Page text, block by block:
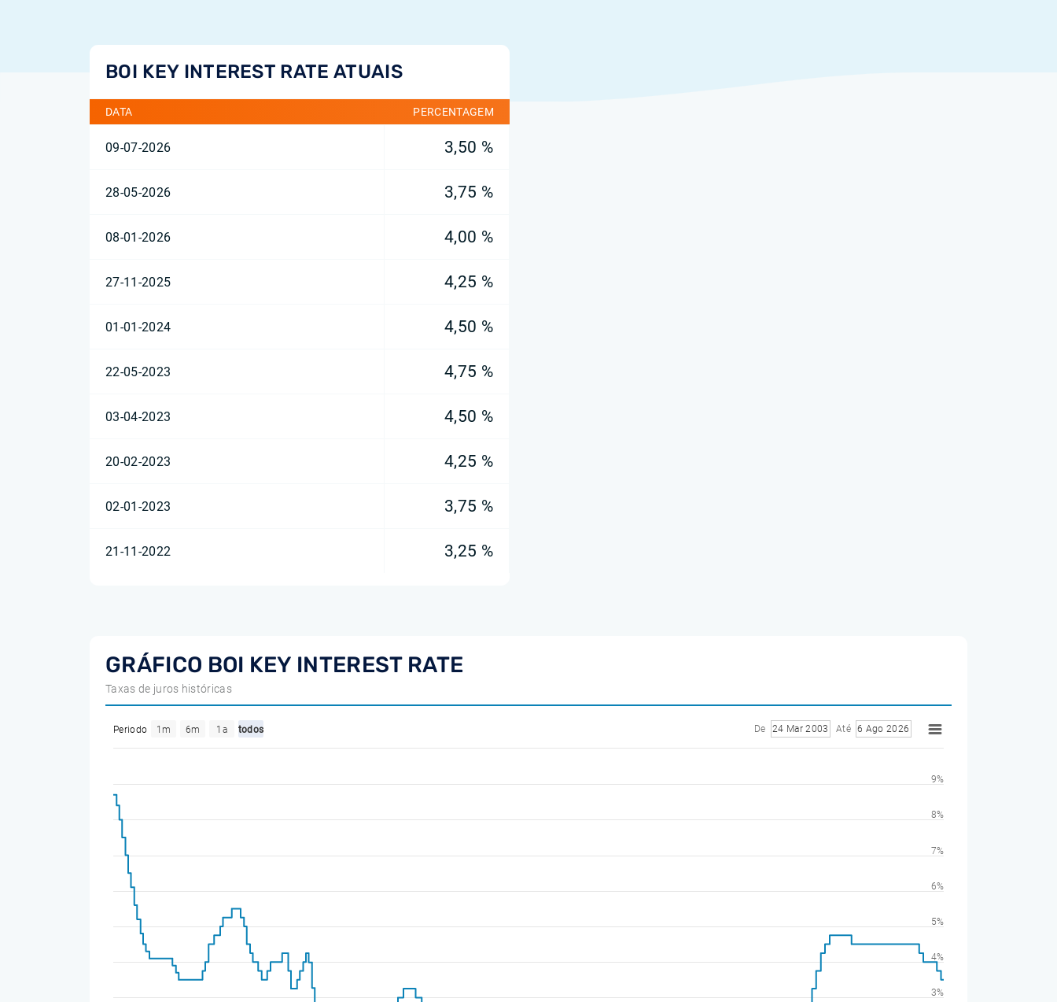
BOI KEY INTEREST RATE ATUAIS
DATA PERCENTAGEM
09-07-2026 3,50 %
28-05-2026 3,75 %
08-01-2026 4,00 %
27-11-2025 4,25 %
01-01-2024 4,50 %
22-05-2023 4,75 %
03-04-2023 4,50 %
20-02-2023 4,25 %
02-01-2023 3,75 %
21-11-2022 3,25 %
GRÁFICO BOI KEY INTEREST RATE
Taxas de juros históricas
Periodo 1m 6m 1a todos De 24 Mar 2003 Até 6 Ago 2026
3%
4%
5%
6%
7%
8%
9%